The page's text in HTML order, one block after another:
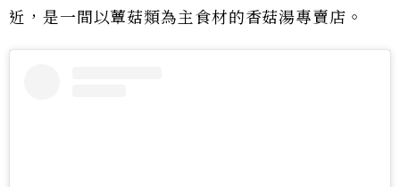
近，是一間以蕈菇類為主食材的香菇湯專賣店。